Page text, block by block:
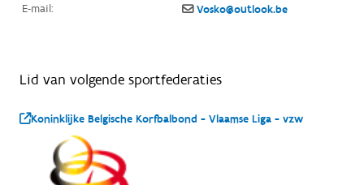
E-mail:
Vosko@outlook.be
Lid van volgende sportfederaties
Koninklijke Belgische Korfbalbond - Vlaamse Liga - vzw